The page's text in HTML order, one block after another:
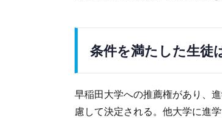
条件を満たした生徒
早稲田大学への推薦権があり、
慮して決定される。他大学に進